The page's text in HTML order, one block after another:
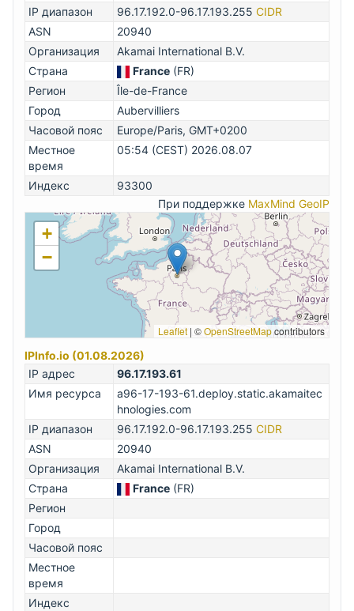
IP диапазон
96.17.192.0-96.17.193.255 CIDR
ASN
20940
Организация
Akamai International B.V.
Страна
France (FR)
Регион
Île-de-France
Город
Aubervilliers
Часовой пояс
Europe/Paris, GMT+0200
Местное
время
05:54 (CEST) 2026.08.07
Индекс
93300
При поддержке MaxMind GeoIP
+
−
Leaflet | ©OpenStreetMapcontributors
IPInfo.io (01.08.2026)
IP адрес
96.17.193.61
Имя ресурса
a96-17-193-61.deploy.static.akamaitec
hnologies.com
IP диапазон
96.17.192.0-96.17.193.255 CIDR
ASN
20940
Организация
Akamai International B.V.
Страна
France (FR)
Регион
Город
Часовой пояс
Местное
время
Индекс